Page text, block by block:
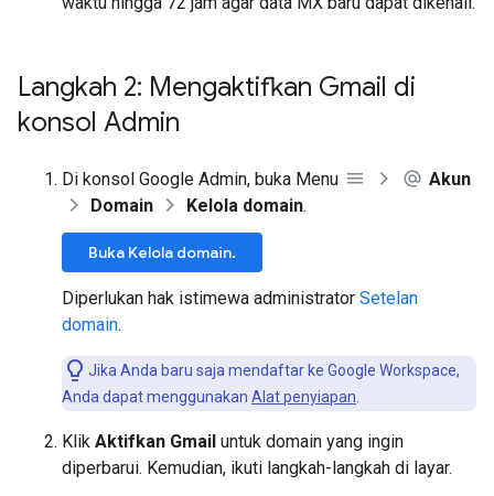
Langkah 2: Mengaktifkan Gmail di
konsol Admin
Di konsol Google Admin, buka Menu
Akun
Domain
Kelola domain.
Buka Kelola domain.
Diperlukan hak istimewa administrator Setelan
domain.
Jika Anda baru saja mendaftar ke Google Workspace,
Anda dapat menggunakan Alat penyiapan
Klik Aktifkan Gmail untuk domain yang ingin
diperbarui. Kemudian, ikuti langkah-langkah di layar.